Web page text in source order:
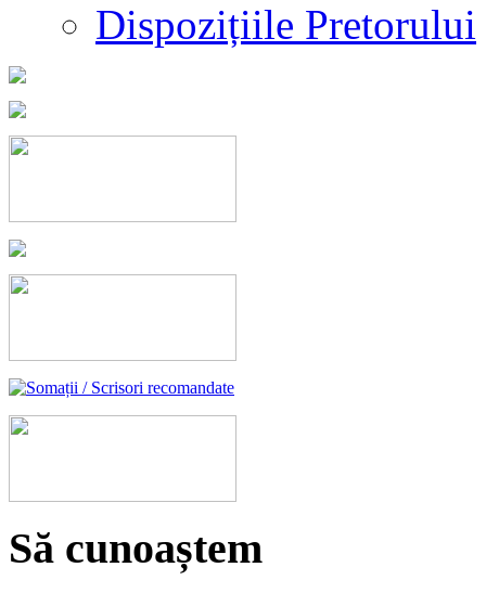
Dispozițiile Pretorului
Să cunoaștem